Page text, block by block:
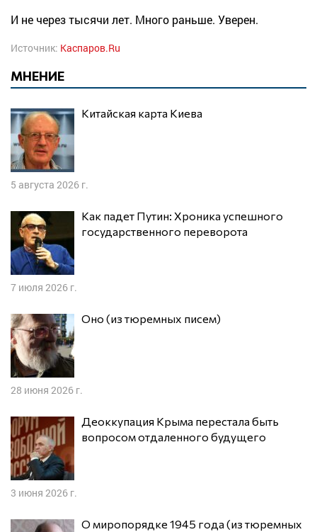
И не через тысячи лет. Много раньше. Уверен.
Источник: Каспаров.Ru
МНЕНИЕ
Китайская карта Киева
5 августа 2026 г.
Как падет Путин: Хроника успешного
государственного переворота
7 июля 2026 г.
Оно (из тюремных писем)
28 июня 2026 г.
Деоккупация Крыма перестала быть
вопросом отдаленного будущего
3 июня 2026 г.
О миропорядке 1945 года (из тюремных